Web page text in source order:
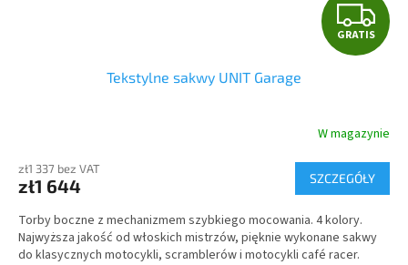
G
R
T
I
S
GRATIS
Tekstylne sakwy UNIT Garage
W magazynie
zł1 337 bez VAT
zł1 644 SZCZEGÓŁY
Torby boczne z mechanizmem szybkiego mocowania. 4 kolory.
Najwyższa jakość od włoskich mistrzów, pięknie wykonane sakwy
do klasycznych motocykli, scramblerów i motocykli café racer.